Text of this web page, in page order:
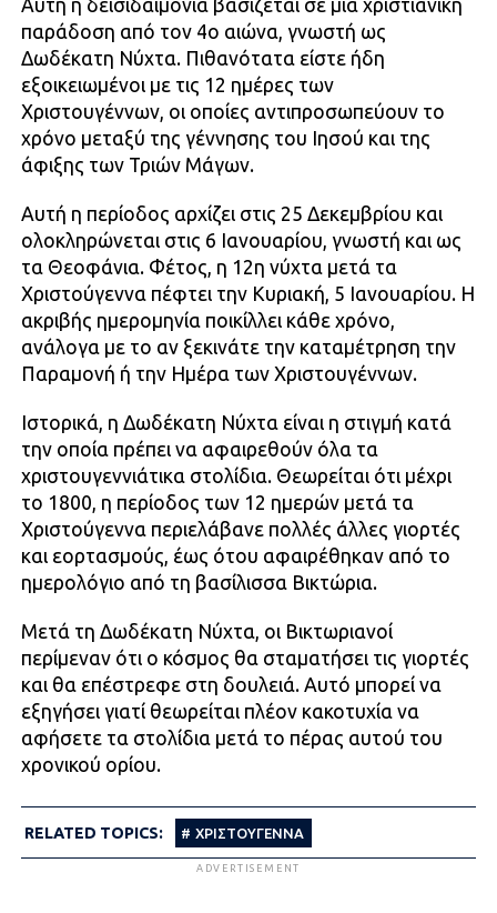
Αυτή η δεισιδαιμονία βασίζεται σε μια χριστιανική
παράδοση από τον 4ο αιώνα, γνωστή ως
Δωδέκατη Νύχτα. Πιθανότατα είστε ήδη
εξοικειωμένοι με τις 12 ημέρες των
Χριστουγέννων, οι οποίες αντιπροσωπεύουν το
χρόνο μεταξύ της γέννησης του Ιησού και της
άφιξης των Τριών Μάγων.
Αυτή η περίοδος αρχίζει στις 25 Δεκεμβρίου και
ολοκληρώνεται στις 6 Ιανουαρίου, γνωστή και ως
τα Θεοφάνια. Φέτος, η 12η νύχτα μετά τα
Χριστούγεννα πέφτει την Κυριακή, 5 Ιανουαρίου. Η
ακριβής ημερομηνία ποικίλλει κάθε χρόνο,
ανάλογα με το αν ξεκινάτε την καταμέτρηση την
Παραμονή ή την Ημέρα των Χριστουγέννων.
Ιστορικά, η Δωδέκατη Νύχτα είναι η στιγμή κατά
την οποία πρέπει να αφαιρεθούν όλα τα
χριστουγεννιάτικα στολίδια. Θεωρείται ότι μέχρι
το 1800, η περίοδος των 12 ημερών μετά τα
Χριστούγεννα περιελάβανε πολλές άλλες γιορτές
και εορτασμούς, έως ότου αφαιρέθηκαν από το
ημερολόγιο από τη βασίλισσα Βικτώρια.
Μετά τη Δωδέκατη Νύχτα, οι Βικτωριανοί
περίμεναν ότι ο κόσμος θα σταματήσει τις γιορτές
και θα επέστρεφε στη δουλειά. Αυτό μπορεί να
εξηγήσει γιατί θεωρείται πλέον κακοτυχία να
αφήσετε τα στολίδια μετά το πέρας αυτού του
χρονικού ορίου.
RELATED TOPICS: ΧΡΙΣΤΟΥΓΕΝΝΑ
ADVERTISEMENT